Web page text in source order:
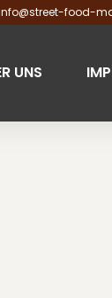
food-
UNS